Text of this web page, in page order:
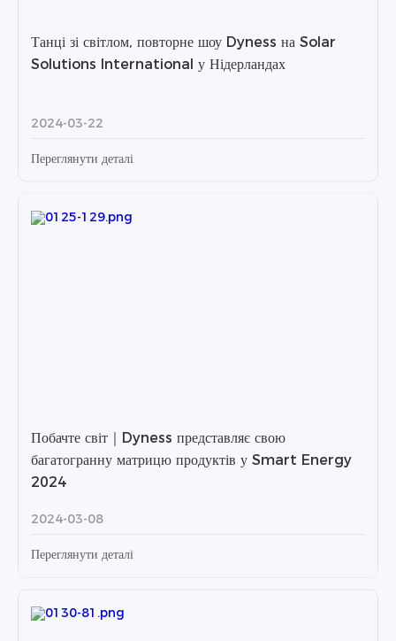
Танці зі світлом, повторне шоу Dyness на Solar
Solutions International у Нідерландах
2024-03-22
Переглянути деталі
Побачте світ｜Dyness представляє свою
багатогранну матрицю продуктів у Smart Energy
2024
2024-03-08
Переглянути деталі